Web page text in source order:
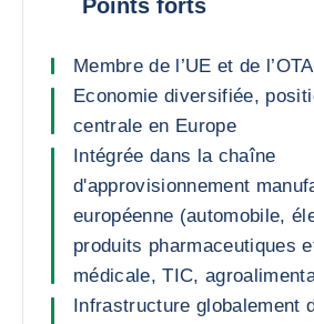
Points forts
Membre de l’UE et de
Economie diversifiée,
centrale en Europe
Intégrée dans la chaîne
d'approvisionnement
européenne (automobile,
produits pharmaceutiques
médicale, TIC,
Infrastructure globalement